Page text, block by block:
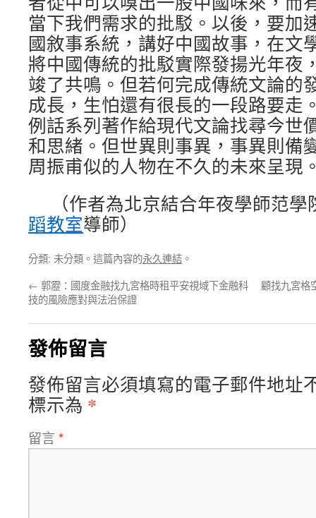
當下我們需求的批駁。以後，要加
國敘事系統，講好中國故事，在文
將中國傳統的批駁實際發揚光年夜
竣了共鳴。但若何完成傳統文論的
成長，生怕還有很長的一段路要走
例話系列著作給現代文論找尋今世
和思緒。但世異則事異，事異則備
周振甫似的人物在不久的未來呈現
（作者為北京結合年夜學師范
蹈教室導師）
分類: 未分類。這篇內容的永久連結 。
← 郭靂：國度金融找九宮格時租平安視域下金融科
技的風險應對與法治保證
顧找九宮格
發佈留言
發佈留言必須填寫的電子郵件地址
標示為 *
留言 *